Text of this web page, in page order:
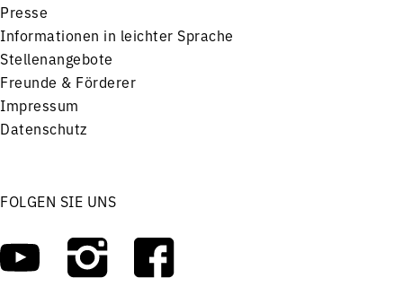
Presse
Informationen in leichter Sprache
Stellenangebote
Freunde & Förderer
Impressum
Datenschutz
FOLGEN SIE UNS